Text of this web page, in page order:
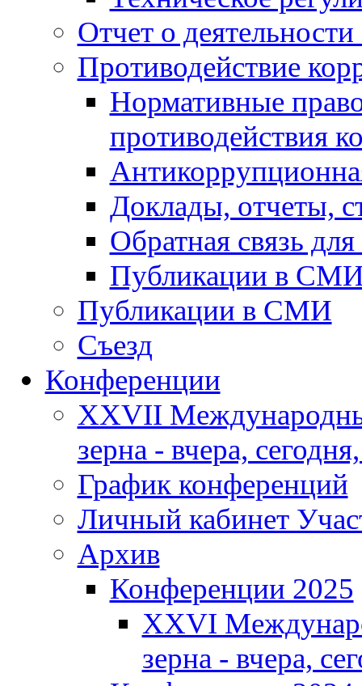
Отчет о
Противодействие
Нормативные
противодействия
Доклады, отчеты,
Обратная связь
Публикации в
Публикации в СМИ
Съезд
Конференции
XXVII
зерна - вчера,
График конференций
Личный кабинет
Архив
Конференции 2025
XXVI
зерна - вчера,